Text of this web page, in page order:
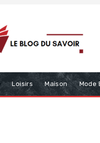
Loisirs Maison Mode